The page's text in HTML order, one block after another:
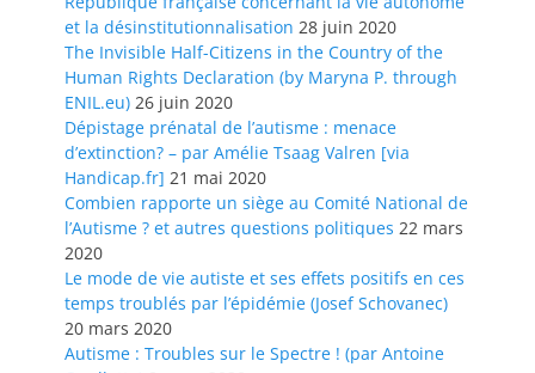
et la désinstitutionnalisation 28 juin 2020
The Invisible Half-Citizens in the Country of the
Human Rights Declaration (by Maryna P. through
ENIL.eu) 26 juin 2020
Dépistage prénatal de l’autisme : menace
d’extinction? – par Amélie Tsaag Valren [via
Handicap.fr] 21 mai 2020
Combien rapporte un siège au Comité National de
l’Autisme ? et autres questions politiques 22 mars
2020
Le mode de vie autiste et ses effets positifs en ces
temps troublés par l’épidémie (Josef Schovanec)
20 mars 2020
Autisme : Troubles sur le Spectre ! (par Antoine